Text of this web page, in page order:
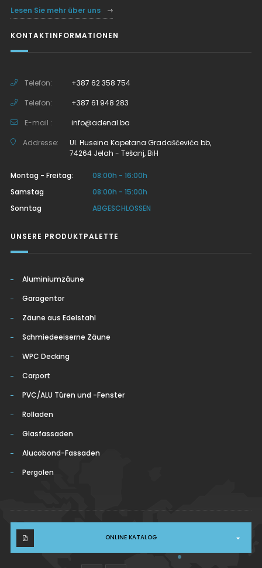
Lesen Sie mehr über uns
KONTAKTINFORMATIONEN
Telefon:
+387 62 358 754
Telefon:
+387 61 948 283
E-mail :
info@adenal.ba
Addresse:
Ul. Huseina Kapetana Gradaščevića bb,
74264 Jelah - Tešanj, BiH
Montag - Freitag:
08:00h - 16:00h
Samstag
08:00h - 15:00h
Sonntag
ABGESCHLOSSEN
UNSERE PRODUKTPALETTE
Aluminiumzäune
Garagentor
Zäune aus Edelstahl
Schmiedeeiserne Zäune
WPC Decking
Carport
PVC/ALU Türen und -Fenster
Rolladen
Glasfassaden
Alucobond-Fassaden
Pergolen
ONLINE KATALOG